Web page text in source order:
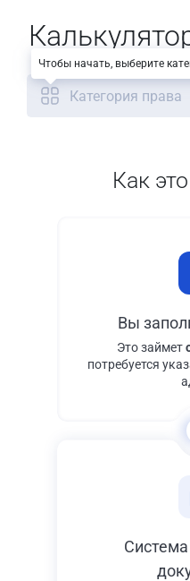
Категория права
Как
Вы
Это займет
потребуется
Чтобы начать, выберите